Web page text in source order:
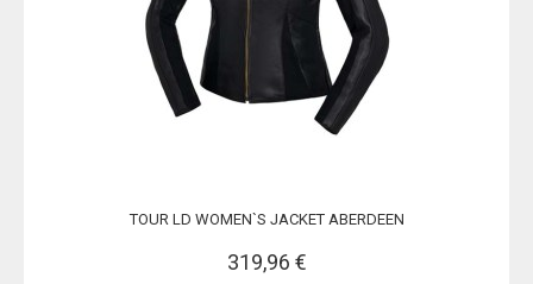
TOUR LD WOMEN`S JACKET ABERDEEN
319,96 €